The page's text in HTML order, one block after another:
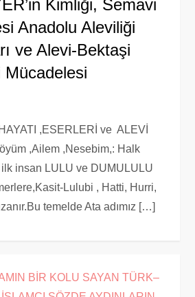
Kimliği, Semavi
Anadolu Aleviliği
ve Alevi-Bektaşi
Mücadelesi
,ESERLERİ ve ALEVİ
,Ailem ,Nesebim,: Halk
insan LULU ve DUMULULU
Lulubi , Hatti, Hurri,
temelde Ata adımız […]